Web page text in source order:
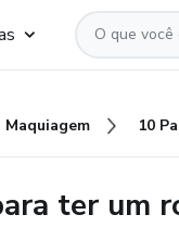
Maquiagem
ter um